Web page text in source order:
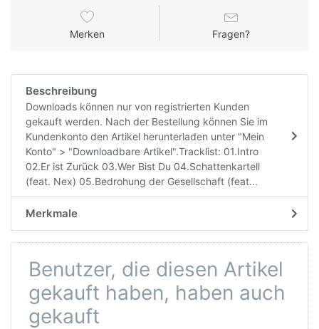
Merken Fragen?
Beschreibung
Downloads können nur von registrierten Kunden
gekauft werden. Nach der Bestellung können Sie im
Kundenkonto den Artikel herunterladen unter "Mein
Konto" > "Downloadbare Artikel".Tracklist: 01.Intro
02.Er ist Zurück 03.Wer Bist Du 04.Schattenkartell
(feat. Nex) 05.Bedrohung der Gesellschaft (feat...
Merkmale
Benutzer, die diesen Artikel
gekauft haben, haben auch
gekauft